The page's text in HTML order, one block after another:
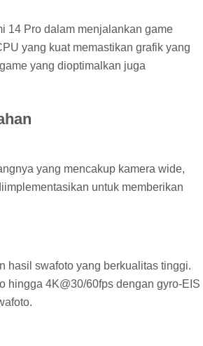
14 Pro dalam menjalankan game
yang kuat memastikan grafik yang
yang dioptimalkan juga
yang mencakup kamera wide,
untuk memberikan
hasil swafoto yang berkualitas tinggi.
hingga 4K@30/60fps dengan gyro-EIS